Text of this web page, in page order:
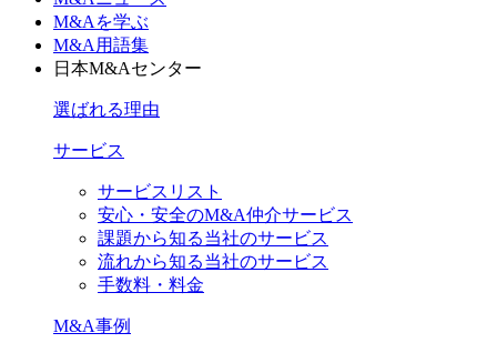
M&Aを学ぶ
M&A用語集
日本M&Aセンター
選ばれる理由
サービス
サービスリスト
安心・安全のM&A仲介サービス
課題から知る当社のサービス
流れから知る当社のサービス
手数料・料金
M&A事例